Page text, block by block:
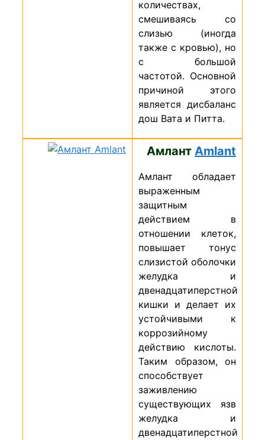
количествах,
смешиваясь со
слизью (иногда
также с кровью), но
с большой
частотой. Основной
причиной этого
является дисбаланс
дош Вата и Питта.
Амлант Amlant
Амлант обладает
выраженным
защитным
действием в
отношении клеток,
повышает тонус
слизистой оболочки
желудка и
двенадцатиперстной
кишки и делает их
устойчивыми к
коррозийному
действию кислоты.
Таким образом, он
способствует
заживлению
существующих язв
желудка и
двенадцатиперстной